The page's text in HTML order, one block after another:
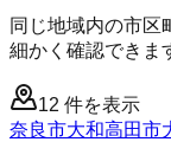
同じ地域内の市区
細かく確認できま
12 件を表示
奈良市大和高田市